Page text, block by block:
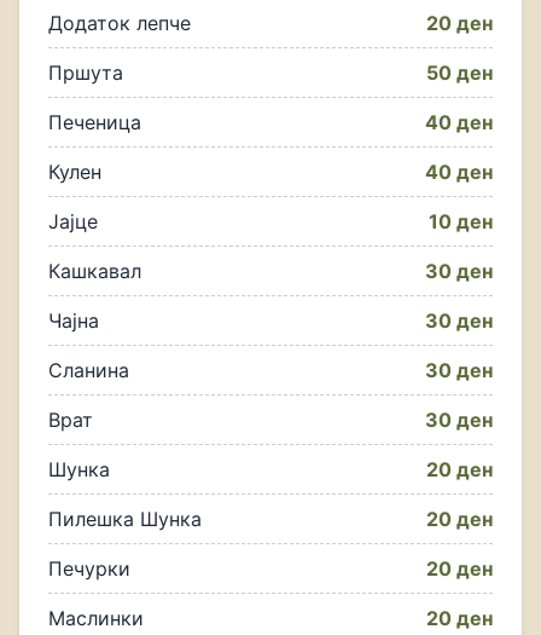
Додаток лепче 20 ден
Пршута 50 ден
Печеница 40 ден
Кулен 40 ден
Јајце 10 ден
Кашкавал 30 ден
Чајна 30 ден
Сланина 30 ден
Врат 30 ден
Шунка 20 ден
Пилешка Шунка 20 ден
Печурки 20 ден
Маслинки 20 ден